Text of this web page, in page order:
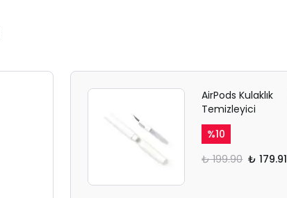
AirPods Kulaklık
Temizleyici
%10
₺ 199.90 ₺ 179.91
SAFARİ GİZLİ SEKME